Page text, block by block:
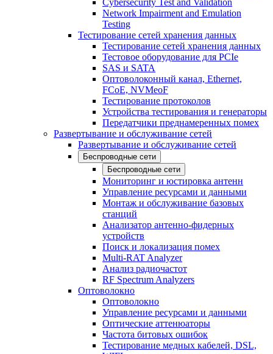
Cybersecurity Test and Validation
Network Impairment and Emulation
Testing
Тестирование сетей хранения данных
Тестирование сетей хранения данных
Тестовое оборудование для PCIe
SAS и SATA
Оптоволоконный канал, Ethernet,
FCoE, NVMeoF
Тестирование протоколов
Устройства тестирования и генераторы
Передатчики преднамеренных помех
Развертывание и обслуживание сетей
Развертывание и обслуживание сетей
Беспроводные сети
Беспроводные сети
Мониторинг и юстировка антенн
Управление ресурсами и данными
Монтаж и обслуживание базовых
станций
Анализатор антенно-фидерных
устройств
Поиск и локализация помех
Multi-RAT Analyzer
Анализ радиочастот
RF Spectrum Analyzers
Оптоволокно
Оптоволокно
Управление ресурсами и данными
Оптические aттенюаторы
Частота битовых ошибок
Тестирование медных кабелей, DSL,